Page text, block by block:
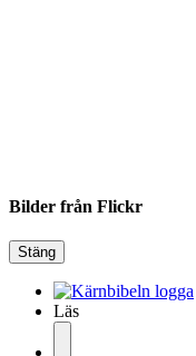
Bilder från Flickr
Stäng
Läs